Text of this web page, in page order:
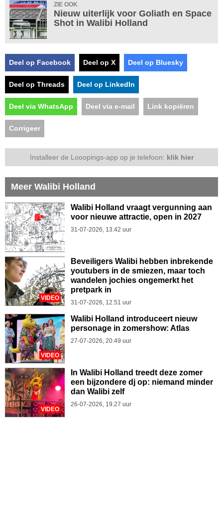
ZIE OOK
Nieuw uiterlijk voor Goliath en Space
Shot in Walibi Holland
Deel op Facebook Deel op X Deel op Bluesky
Deel op Threads Deel op LinkedIn
Deel via WhatsApp Deel via e-mail Link kopiëren
Corrigeer
Installeer de Looopings-app op je telefoon: klik hier
Meer Walibi Holland
Walibi Holland vraagt vergunning aan
voor nieuwe attractie, open in 2027
31-07-2026, 13.42 uur
VIDEO
Beveiligers Walibi hebben inbrekende
youtubers in de smiezen, maar toch
wandelen jochies ongemerkt het
pretpark in
31-07-2026, 12.51 uur
VIDEO
Walibi Holland introduceert nieuw
personage in zomershow: Atlas
27-07-2026, 20.49 uur
VIDEO
In Walibi Holland treedt deze zomer
een bijzondere dj op: niemand minder
dan Walibi zelf
26-07-2026, 19.27 uur